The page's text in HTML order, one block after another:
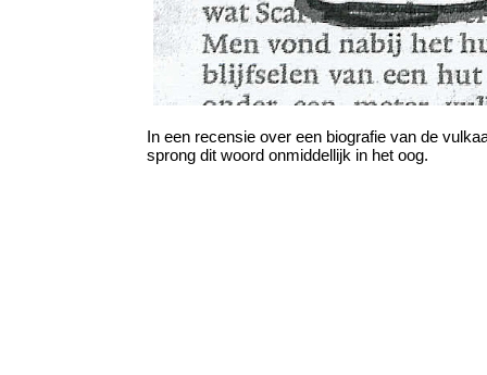
In een recensie over een biografie van de
sprong dit woord onmiddellijk in het oog.